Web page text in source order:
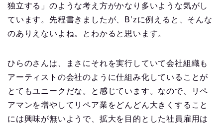
独立する」のような考え方がかなり多いような気がし
ています。先程書きましたが、B’zに例えると、そんな
のありえないよね。とわかると思います。
ひらのさんは、まさにそれを実行していて会社組織も
アーティストの会社のように仕組み化していることが
とてもユニークだな。と感じています。なので、リペ
アマンを増やしてリペア業をどんどん大きくすること
には興味が無いようで、拡大を目的とした社員雇用は